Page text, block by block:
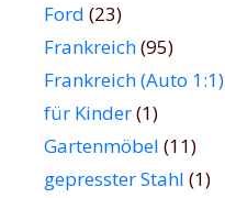
Ford (23)
Frankreich(95)
Frankreich (Auto 1:1)
für Kinder(1)
Gartenmöbel (11)
gepresster Stahl (1)